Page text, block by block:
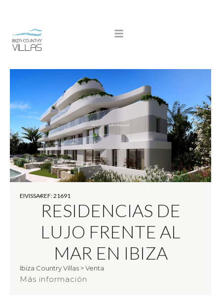
EIVISSAREF: 21691
RESIDENCIAS DE
LUJO FRENTE AL
MAR EN IBIZA
Ibiza Country Villas >Venta
Más información